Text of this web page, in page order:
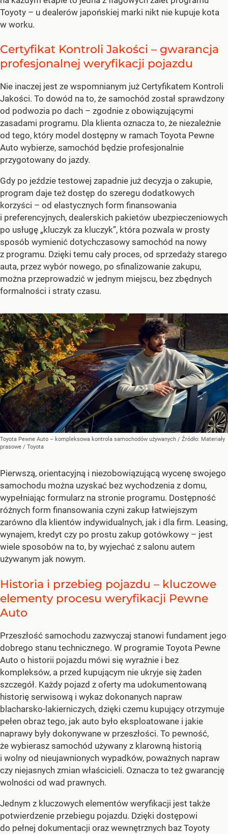
Toyoty – u dealerów japońskiej marki nikt nie kupuje kota
w worku.
Certyfikat Kontroli Jakości – gwarancja
profesjonalnej weryfikacji pojazdu
Nie inaczej jest ze wspomnianym już Certyfikatem Kontroli
Jakości. To dowód na to, że samochód został sprawdzony
od podwozia po dach – zgodnie z obowiązującymi
zasadami programu. Dla klienta oznacza to, że niezależnie
od tego, który model dostępny w ramach Toyota Pewne
Auto wybierze, samochód będzie profesjonalnie
przygotowany do jazdy.
Gdy po jeździe testowej zapadnie już decyzja o zakupie,
program daje też dostęp do szeregu dodatkowych
korzyści – od elastycznych form finansowania
i preferencyjnych, dealerskich pakietów ubezpieczeniowych
po usługę „kluczyk za kluczyk”, która pozwala w prosty
sposób wymienić dotychczasowy samochód na nowy
z programu. Dzięki temu cały proces, od sprzedaży starego
auta, przez wybór nowego, po sfinalizowanie zakupu,
można przeprowadzić w jednym miejscu, bez zbędnych
formalności i straty czasu.
Toyota Pewne Auto – kompleksowa kontrola samochodów używanych / Źródło: Materiały
prasowe / Toyota
Pierwszą, orientacyjną i niezobowiązującą wycenę swojego
samochodu można uzyskać bez wychodzenia z domu,
wypełniając formularz na stronie programu. Dostępność
różnych form finansowania czyni zakup łatwiejszym
zarówno dla klientów indywidualnych, jak i dla firm. Leasing,
wynajem, kredyt czy po prostu zakup gotówkowy – jest
wiele sposobów na to, by wyjechać z salonu autem
używanym jak nowym.
Historia i przebieg pojazdu – kluczowe
elementy procesu weryfikacji Pewne
Auto
Przeszłość samochodu zazwyczaj stanowi fundament jego
dobrego stanu technicznego. W programie Toyota Pewne
Auto o historii pojazdu mówi się wyraźnie i bez
kompleksów, a przed kupującym nie ukryje się żaden
szczegół. Każdy pojazd z oferty ma udokumentowaną
historię serwisową i wykaz dokonanych napraw
blacharsko-lakierniczych, dzięki czemu kupujący otrzymuje
pełen obraz tego, jak auto było eksploatowane i jakie
naprawy były dokonywane w przeszłości. To pewność,
że wybierasz samochód używany z klarowną historią
i wolny od nieujawnionych wypadków, poważnych napraw
czy niejasnych zmian właścicieli. Oznacza to też gwarancję
wolności od wad prawnych.
Jednym z kluczowych elementów weryfikacji jest także
potwierdzenie przebiegu pojazdu. Dzięki dostępowi
do pełnej dokumentacji oraz wewnętrznych baz Toyoty